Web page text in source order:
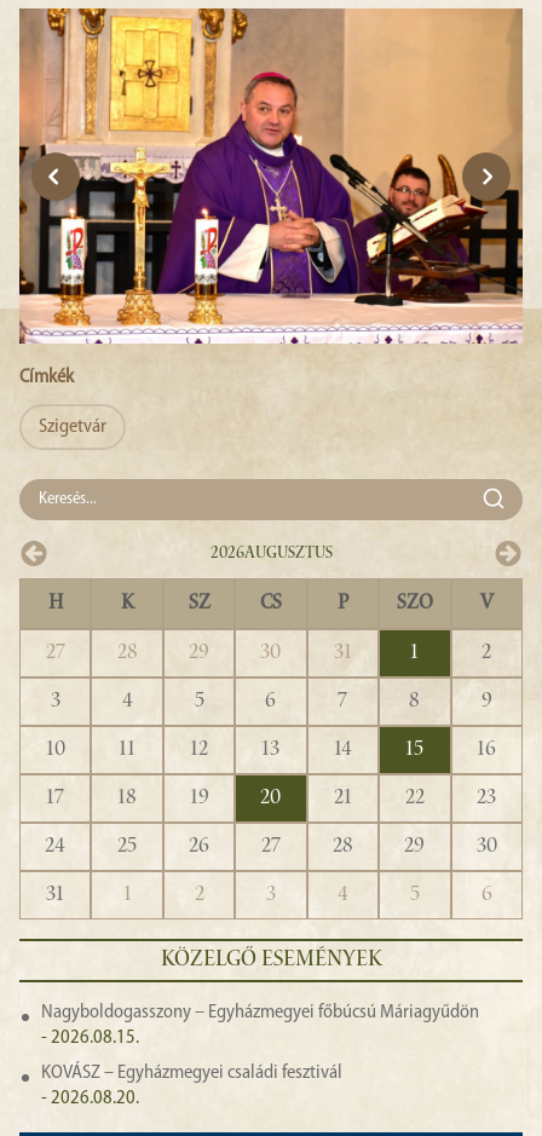
Címkék
Szigetvár
2026Augusztus
H K SZ CS P SZO V
27 28 29 30 31 1
2
3
4 5 6 7 8
9
10
11 12 13 14 15
16
17
18 19 20 21 22
23
24
25 26 27 28 29
30
31
1 2 3 4 5 6
KÖZELGŐ ESEMÉNYEK
Nagyboldogasszony – Egyházmegyei főbúcsú Máriagyűdön
- 2026.08.15.
KOVÁSZ – Egyházmegyei családi fesztivál
- 2026.08.20.